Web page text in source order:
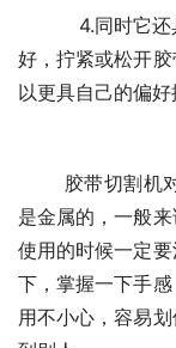
好，拧紧或松开
以更具自己的偏好
胶带切割机对
是金属的，一般
使用的时候一定
下，掌握一下手
用不小心，容易